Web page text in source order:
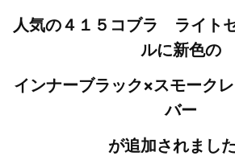
人気の４１５コブラ ライト
ルに新色の
インナーブラック×スモーク
バー
が追加されまし